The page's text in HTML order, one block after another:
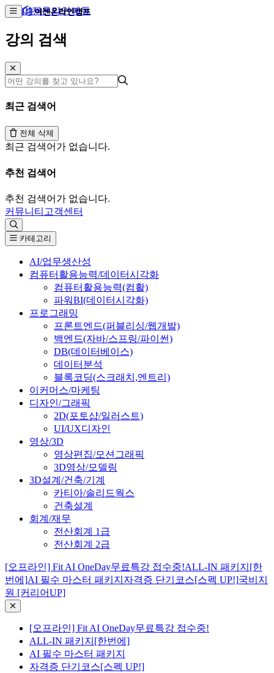
이젠온라인에듀
강의 검색
최근 검색어
전체 삭제
최근 검색어가 없습니다.
추천 검색어
추천 검색어가 없습니다.
커뮤니티 고객센터
카테고리
AI/업무생산성
컴퓨터활용능력/데이터시각화
컴퓨터활용능력(컴활)
파워BI(데이터시각화)
프로그래밍
프론트엔드(퍼블리싱/웹개발)
백엔드(자바/스프링/파이썬)
DB(데이터베이스)
데이터분석
블록코딩(스크래치,엔트리)
이커머스/마케팅
디자인/그래픽
2D(포토샵/일러스트)
UI/UX디자인
영상/3D
영상편집/모션그래픽
3D영상/모델링
3D설계/건축/기계
카티아/솔리드웍스
건축설계
회계/재무
전산회계 1급
전산회계 2급
[오프라인] Fit AI OneDay무료특강 접수중!ALL-IN 패키지[한
번에]AI 필수 마스터 패키지 자격증 단기코스[스펙 UP!]국비지
원 [커리어UP]
[오프라인] Fit AI OneDay무료특강 접수중!
ALL-IN 패키지[한번에]
AI 필수 마스터 패키지
자격증 단기코스[스펙 UP!]